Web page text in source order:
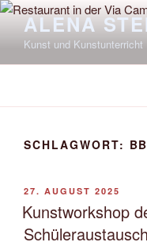
Zum
Inhalt
springen
ALENA
Kunst und Kunstunterricht
SCHLAGWORT:
VERÖFFENTLICHT
AM
27. AUGUST 2025
Kunstworkshop
Schüleraustausch